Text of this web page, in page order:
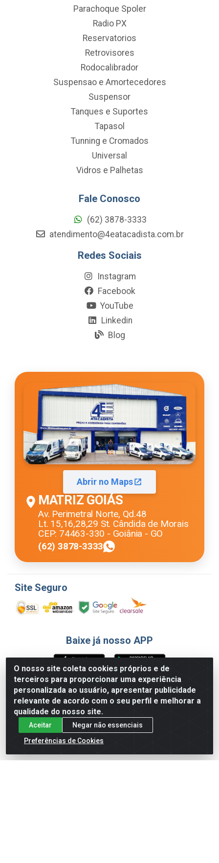
O nosso site coleta cookies próprios e de
terceiros para proporcionar uma experiência
personalizada ao usuário, apresentar publicidade
relevante de acordo com o seu perfil e melhorar a
qualidade do nosso site.
Aceitar
Negar não essenciais
Preferências de Cookies
Parachoque Spoler
Radio PX
Reservatorios
Retrovisores
Rodocalibrador
Suspensao e Amortecedores
Suspensor
Tanques e Suportes
Tapasol
Tunning e Cromados
Universal
Vidros e Palhetas
Fale Conosco
(62) 3878-3333
atendimento@4eatacadista.com.br
Redes Sociais
Instagram
Facebook
YouTube
Linkedin
Blog
Abrir no Maps
MATRIZ GOIÁS
Av. Perimetral Norte, Qd.48
Lt. 15,16,28,29 St. Cândida de Morais
CEP: 74463-330 - Goiânia - GO
(62) 3878-3333
Site Seguro
Baixe já nosso APP
Formas de Pagamento